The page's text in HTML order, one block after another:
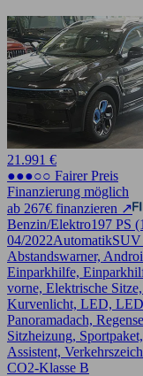
21.991 €
●●●○○ Fairer Preis
Finanzierung möglich
ab 267€ finanzieren ↗
Benzin/Elektro197 PS
04/2022AutomatikSUV
Abstandswarner,
Einparkhilfe,
vorne, Elektrische
Kurvenlicht, LED,
Panoramadach,
Sitzheizung,
Assistent,
CO2-Klasse B